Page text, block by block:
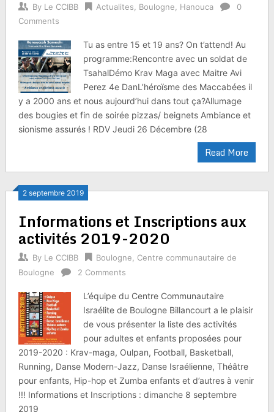
By Le CCIBB Actualites Boulogne Hanouca
0
Comments
Tu as entre 15 et 19 ans? On t’attend! Au
programme:Rencontre avec un soldat de
TsahalDémo Krav Maga avec Maitre Avi
Perez 4e DanL’héroïsme des Maccabées il
y a 2000 ans et nous aujourd’hui dans tout ça?Allumage
des bougies et fin de soirée pizzas/ beignets Ambiance et
sionisme assurés ! RDV Jeudi 26 Décembre (28
Read More
2 septembre 2019
Informations et Inscriptions aux
activités 2019-2020
By Le CCIBB Boulogne
Centre communautaire de
Boulogne
2 Comments
L’équipe du Centre Communautaire
Israélite de Boulogne Billancourt a le plaisir
de vous présenter la liste des activités
pour adultes et enfants proposées pour
2019-2020 : Krav-maga, Oulpan, Football, Basketball,
Running, Danse Modern-Jazz, Danse Israélienne, Théâtre
pour enfants, Hip-hop et Zumba enfants et d’autres à venir
!!! Informations et Inscriptions : dimanche 8 septembre
2019